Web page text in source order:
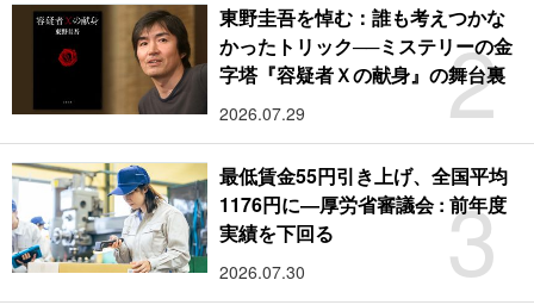
2
東野圭吾を悼む：誰も考えつかな
かったトリック──ミステリーの金
字塔『容疑者Ｘの献身』の舞台裏
2026.07.29
3
最低賃金55円引き上げ、全国平均
1176円に―厚労省審議会 : 前年度
実績を下回る
2026.07.30